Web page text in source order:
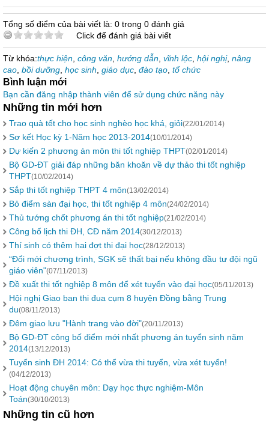
Tổng số điểm của bài viết là: 0 trong 0 đánh giá
Click để đánh giá bài viết
Từ khóa:thực hiện công văn hướng dẫn vĩnh lộc hội nghị, nâng
cao bồi dưỡng học sinh giáo dục đào tạo tổ chức
Bình luận mới
Bạn cần đăng nhập thành viên để sử dụng chức năng này
Những tin mới hơn
Trao quà tết cho học sinh nghèo học khá, giỏi(22/01/2014)
Sơ kết Học kỳ 1-Năm học 2013-2014(10/01/2014)
Dự kiến 2 phương án môn thi tốt nghiệp THPT(02/01/2014)
Bộ GD-ĐT giải đáp những băn khoăn về dự thảo thi tốt nghiệp
THPT(10/02/2014)
Sắp thi tốt nghiệp THPT 4 môn(13/02/2014)
Bỏ điểm sàn đại học, thi tốt nghiệp 4 môn(24/02/2014)
Thủ tướng chốt phương án thi tốt nghiệp(21/02/2014)
Công bố lịch thi ĐH, CĐ năm 2014(30/12/2013)
Thí sinh có thêm hai đợt thi đại học(28/12/2013)
“Đổi mới chương trình, SGK sẽ thất bại nếu không đầu tư đội ngũ
giáo viên"(07/11/2013)
Đề xuất thi tốt nghiệp 8 môn để xét tuyển vào đại học(05/11/2013)
Hội nghị Giao ban thi đua cụm 8 huyện Đồng bằng Trung
du(08/11/2013)
Đêm giao lưu "Hành trang vào đời"(20/11/2013)
Bộ GD-ĐT công bố điểm mới nhất phương án tuyển sinh năm
2014(13/12/2013)
Tuyển sinh ĐH 2014: Có thể vừa thi tuyển, vừa xét tuyển!
(04/12/2013)
Hoạt động chuyên môn: Dạy học thực nghiệm-Môn
Toán(30/10/2013)
Những tin cũ hơn